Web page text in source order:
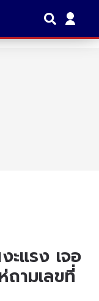
ะแรง เจอ
ามเลขที่